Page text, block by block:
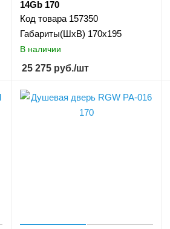
14Gb 170
Код товара 157350
Габариты(ШхВ) 170х195
В наличии
25 275 руб./шт